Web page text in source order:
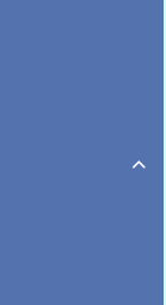
